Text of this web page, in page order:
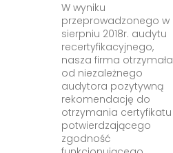
W wyniku
przeprowadzonego w
sierpniu 2018r. audytu
recertyfikacyjnego,
nasza firma otrzymała
od niezależnego
audytora pozytywną
rekomendację do
otrzymania certyfikatu
potwierdzającego
zgodność